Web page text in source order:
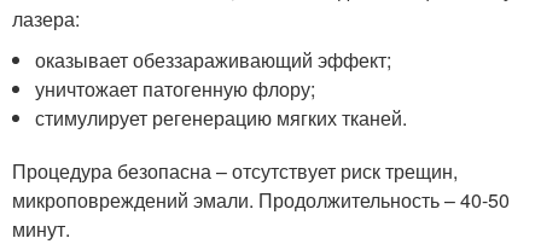
лазера:
оказывает обеззараживающий эффект;
уничтожает патогенную флору;
стимулирует регенерацию мягких тканей.
Процедура безопасна – отсутствует риск трещин,
микроповреждений эмали. Продолжительность – 40-50
минут.